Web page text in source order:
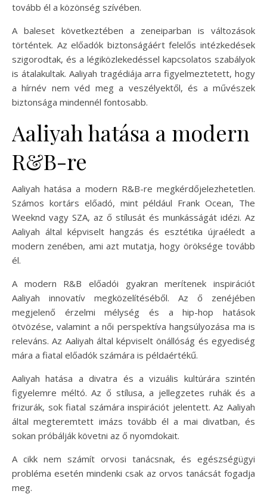
tovább él a közönség szívében.
A baleset következtében a zeneiparban is változások
történtek. Az előadók biztonságáért felelős intézkedések
szigorodtak, és a légiközlekedéssel kapcsolatos szabályok
is átalakultak. Aaliyah tragédiája arra figyelmeztetett, hogy
a hírnév nem véd meg a veszélyektől, és a művészek
biztonsága mindennél fontosabb.
Aaliyah hatása a modern
R&B-re
Aaliyah hatása a modern R&B-re megkérdőjelezhetetlen.
Számos kortárs előadó, mint például Frank Ocean, The
Weeknd vagy SZA, az ő stílusát és munkásságát idézi. Az
Aaliyah által képviselt hangzás és esztétika újraéledt a
modern zenében, ami azt mutatja, hogy öröksége tovább
él.
A modern R&B előadói gyakran merítenek inspirációt
Aaliyah innovatív megközelítéséből. Az ő zenéjében
megjelenő érzelmi mélység és a hip-hop hatások
ötvözése, valamint a női perspektíva hangsúlyozása ma is
releváns. Az Aaliyah által képviselt önállóság és egyediség
mára a fiatal előadók számára is példaértékű.
Aaliyah hatása a divatra és a vizuális kultúrára szintén
figyelemre méltó. Az ő stílusa, a jellegzetes ruhák és a
frizurák, sok fiatal számára inspirációt jelentett. Az Aaliyah
által megteremtett imázs tovább él a mai divatban, és
sokan próbálják követni az ő nyomdokait.
A cikk nem számít orvosi tanácsnak, és egészségügyi
probléma esetén mindenki csak az orvos tanácsát fogadja
meg.